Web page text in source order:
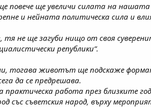
повече ще увеличи силата на
и нейната политическа сила и
тя не ще загуби нищо от своя
републики”.
тогава животът ще подскаже
да се предрешава.
работа през близките
със съветския народ, върху